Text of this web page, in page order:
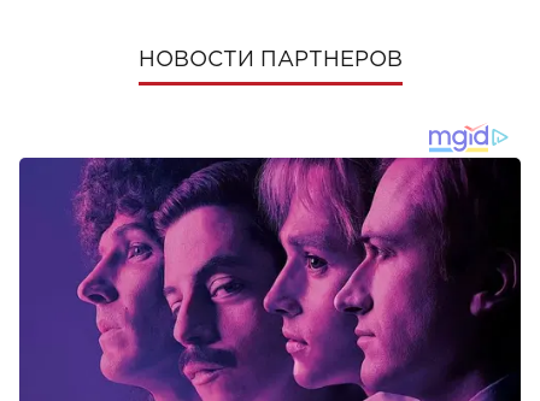
НОВОСТИ ПАРТНЕРОВ